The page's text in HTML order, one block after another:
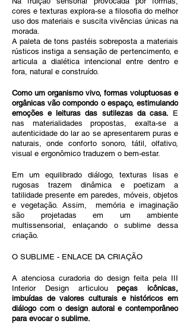
cores e texturas explora-se a filosofia do melhor
uso dos materiais e suscita vivências únicas na
morada.
A paleta de tons pastéis sobreposta a materiais
rústicos instiga a sensação de pertencimento, e
articula a dialética intencional entre dentro e
fora, natural e construído.
Como um organismo vivo, formas voluptuosas e
orgânicas vão compondo o espaço, estimulando
emoções e leituras das sutilezas da casa. E
nas materialidades propostas, exalta-se a
autenticidade do lar ao se apresentarem puras e
naturais, onde conforto sonoro, tátil, olfativo,
visual e ergonômico traduzem o bem-estar.
Em um equilibrado diálogo, texturas lisas e
rugosas trazem dinâmica e poetizam a
tatilidade presente em paredes, móveis, objetos
e vegetação. Assim,  memória e imaginação
são projetadas em um ambiente
multissensorial, enlaçando o sublime dessa
criação.
O SUBLIME - ENLACE DA CRIAÇÃO
A atenciosa curadoria do design feita pela III
Interior Design articulou peças icônicas,
imbuídas de valores culturais e históricos em
diálogo com o design autoral e contemporâneo
para evocar o sublime.